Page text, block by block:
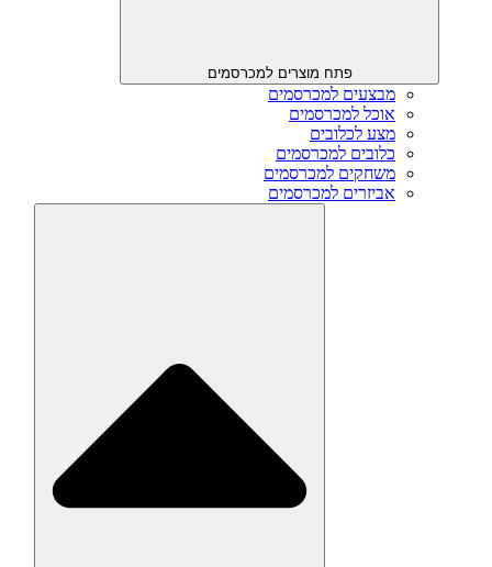
פתח מוצרים למכרסמים
מבצעים למכרסמים
אוכל למכרסמים
מצע לכלובים
כלובים למכרסמים
משחקים למכרסמים
אביזרים למכרסמים